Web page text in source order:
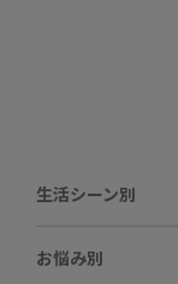
生活シーン別
お悩み別